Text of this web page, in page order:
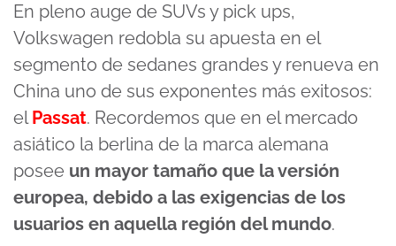
En pleno auge de SUVs y pick ups,
Volkswagen redobla su apuesta en el
segmento de sedanes grandes y renueva en
China uno de sus exponentes más exitosos:
el Passat. Recordemos que en el mercado
asiático la berlina de la marca alemana
posee un mayor tamaño que la versión
europea, debido a las exigencias de los
usuarios en aquella región del mundo.